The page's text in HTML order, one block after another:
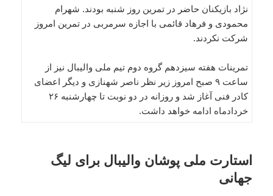
نژاد بازیکنان حاضر در تمرین روز شنبه بودند. شهرام
محمودی و فرهاد قائمی با اجازه سرمربی در تمرین امروز
شرکت نکردند.
تمرینات هفته سیزدهم گروه دوم تیم ملی والیبال نیز از
ساعت ۹ صبح امروز زیر نظر ناصر شهنازی و دیگر اعضای
کادر فنی آغاز شد و روزانه در دو نوبت تا چهارشنبه ۲۶
خردادماه ادامه خواهد داشت.
استارت ملی پوشان والیبال برای لیگ
جهانی